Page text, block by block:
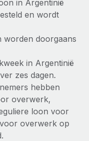
en Xero-
Plus
soorten bedrijven
19 landen
in Argentinië
en wordt
worden doorgaans
in Argentinië
zes dagen.
hebben
overwerk,
loon voor
overwerk op